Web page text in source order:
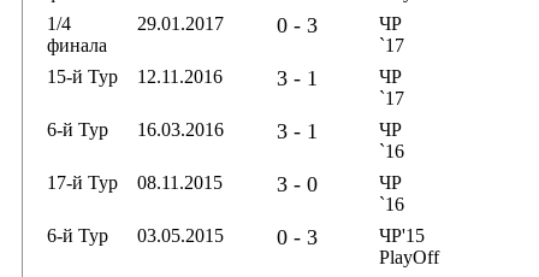
1/4
финала
29.01.2017 0 - 3
ЧР
`17
15-й Тур
12.11.2016 3 - 1
ЧР
`17
6-й Тур
16.03.2016 3 - 1
ЧР
`16
17-й Тур
08.11.2015 3 - 0
ЧР
`16
6-й Тур
03.05.2015 0 - 3
ЧР'15
PlayOff